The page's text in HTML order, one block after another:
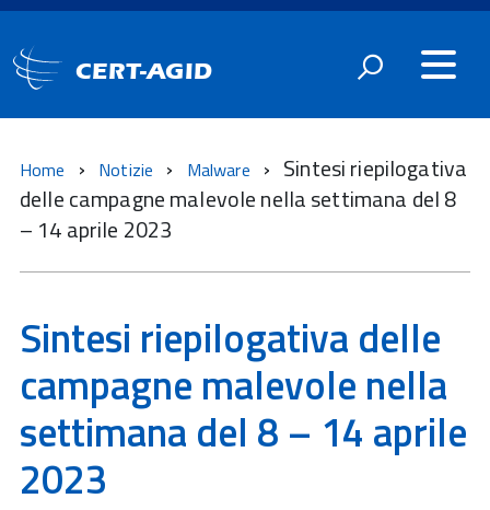
CERT-AGID
Home Notizie Malware
Sintesi riepilogativa
delle campagne malevole nella settimana del 8
– 14 aprile 2023
Sintesi riepilogativa delle
campagne malevole nella
settimana del 8 – 14 aprile
2023